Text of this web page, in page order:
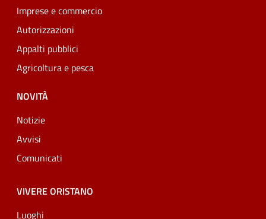
Imprese e commercio
Autorizzazioni
Appalti pubblici
Agricoltura e pesca
NOVITÀ
Notizie
Avvisi
Comunicati
VIVERE ORISTANO
Luoghi